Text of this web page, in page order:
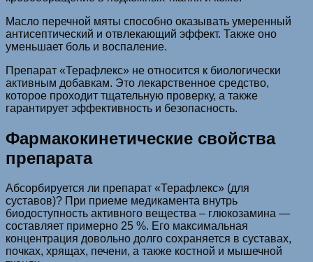
Масло перечной мяты способно оказывать умеренный
антисептический и отвлекающий эффект. Также оно
уменьшает боль и воспаление.
Препарат «Терафлекс» не относится к биологически
активным добавкам. Это лекарственное средство,
которое проходит тщательную проверку, а также
гарантирует эффективность и безопасность.
Фармакокинетические свойства
препарата
Абсорбируется ли препарат «Терафлекс» (для
суставов)? При приеме медикамента внутрь
биодоступность активного вещества – глюкозамина —
составляет примерно 25 %. Его максимальная
концентрация довольно долго сохраняется в суставах,
почках, хрящах, печени, а также костной и мышечной